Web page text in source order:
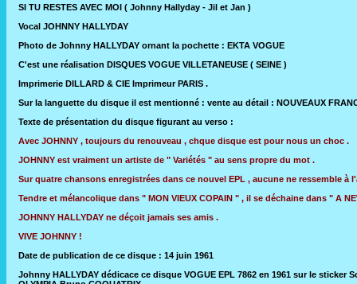
SI TU RESTES AVEC MOI ( Johnny Hallyday - Jil et Jan )
Vocal JOHNNY HALLYDAY
Photo de Johnny HALLYDAY ornant la pochette : EKTA VOGUE
C'est une réalisation DISQUES VOGUE VILLETANEUSE ( SEINE )
Imprimerie DILLARD & CIE Imprimeur PARIS .
Sur la languette du disque il est mentionné : vente au détail : NOUVEAUX
Texte de présentation du disque figurant au verso :
Avec JOHNNY , toujours du renouveau , chque disque est pour nous un choc .
JOHNNY est vraiment un artiste de " Variétés " au sens propre du mot .
Sur quatre chansons enregistrées dans ce nouvel EPL , aucune ne ressemble à
Tendre et mélancolique dans " MON VIEUX COPAIN " , il se déchaine dans " A
JOHNNY HALLYDAY ne déçoit jamais ses amis .
VIVE JOHNNY !
Date de publication de ce disque : 14 juin 1961
Johnny HALLYDAY dédicace ce disque VOGUE EPL 7862 en 1961 sur le sticker